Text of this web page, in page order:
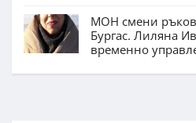
МОН смени
Бургас. Лиляна
временно